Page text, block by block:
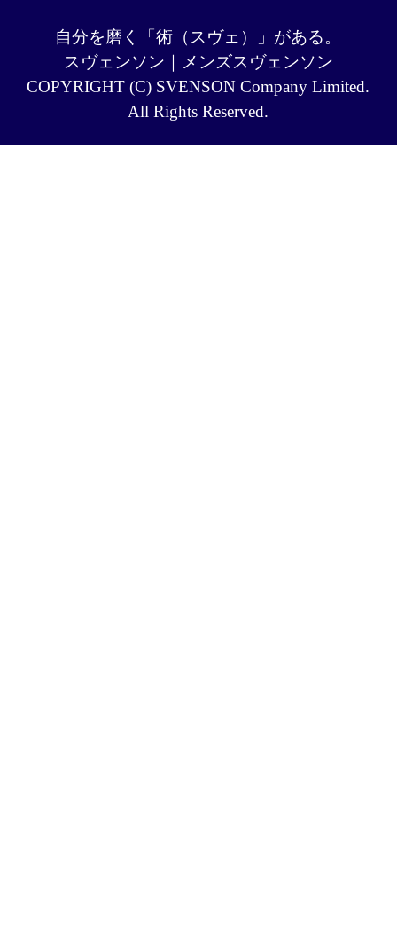
自分を磨く「術（スヴェ）」がある。
スヴェンソン｜メンズスヴェンソン
COPYRIGHT (C) SVENSON Company Limited.
All Rights Reserved.